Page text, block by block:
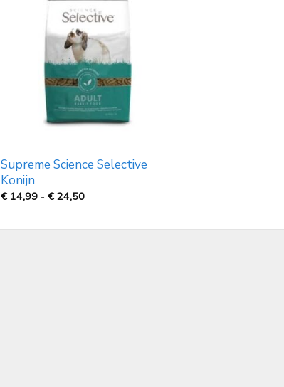
Supreme Science Selective
Konijn
€ 14,99 - € 24,50Prijsklasse: